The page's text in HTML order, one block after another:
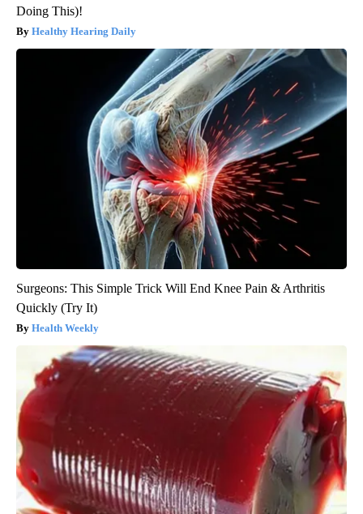
Doing This)!
Healthy Hearing Daily
Surgeons: This Simple Trick Will End Knee Pain & Arthritis
Quickly (Try It)
Health Weekly